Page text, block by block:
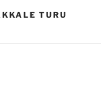
TURU